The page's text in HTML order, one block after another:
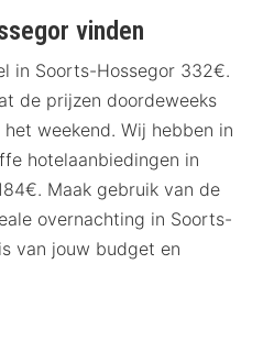
vinden
in Soorts-Hossegor 332€.
de prijzen doordeweeks
weekend. Wij hebben in
hotelaanbiedingen in
Maak gebruik van de
overnachting in Soorts-
van jouw budget en